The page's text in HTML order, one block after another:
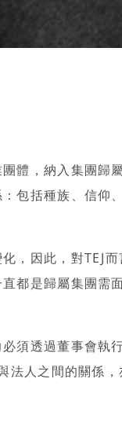
體，納入集團歸
包括種族、信仰、
，因此，對TEJ而
都是歸屬集團需
須透過董事會執
法人之間的關係，